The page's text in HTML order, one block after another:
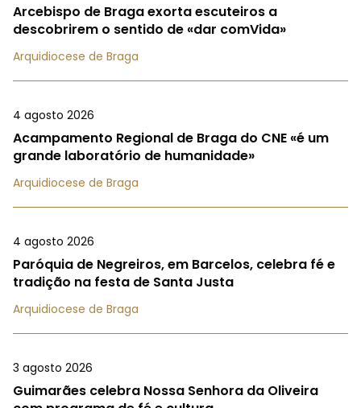
Arcebispo de Braga exorta escuteiros a
descobrirem o sentido de «dar comVida»
Arquidiocese de Braga
4 agosto 2026
Acampamento Regional de Braga do CNE «é um
grande laboratório de humanidade»
Arquidiocese de Braga
4 agosto 2026
Paróquia de Negreiros, em Barcelos, celebra fé e
tradição na festa de Santa Justa
Arquidiocese de Braga
3 agosto 2026
Guimarães celebra Nossa Senhora da Oliveira